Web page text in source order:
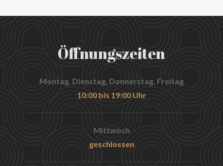
Öffnungszeiten
Montag, Dienstag, Donnerstag, Freitag
10:00 bis 19:00 Uhr
Mittwoch
geschlossen